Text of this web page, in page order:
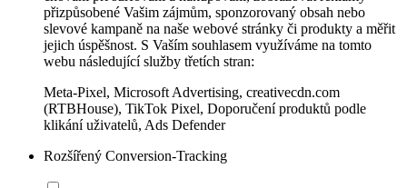
přizpůsobené Vašim zájmům, sponzorovaný obsah nebo
slevové kampaně na naše webové stránky či produkty a měřit
jejich úspěšnost. S Vaším souhlasem využíváme na tomto
webu následující služby třetích stran:
Meta-Pixel, Microsoft Advertising, creativecdn.com
(RTBHouse), TikTok Pixel, Doporučení produktů podle
klikání uživatelů, Ads Defender
Rozšířený Conversion-Tracking